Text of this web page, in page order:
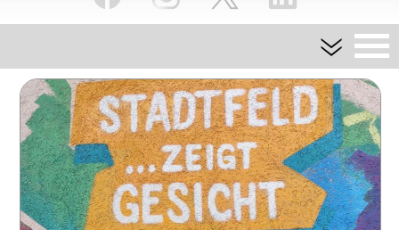
TERMINKALENDER
STARTSEITE
IMPRESSUM
DATENSCHUTZ
QUARTIERSZENTRUM
QUARTIERSZENTRUM - AKTUELLES
SOZ.ZU